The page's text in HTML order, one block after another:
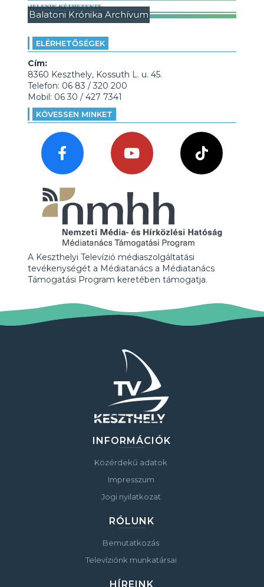
Balatoni Krónika Archívum
ELÉRHETŐSÉGEK
Cím:
8360 Keszthely, Kossuth L. u. 45.
Telefon: 06 83 / 320 200
Mobil: 06 30 / 427 7341
KÖVESSEN MINKET
A Keszthelyi Televízió médiaszolgáltatási
tevékenységét a Médiatanács a Médiatanács
Támogatási Program keretében támogatja.
INFORMÁCIÓK
Közérdekű adatok
Impresszum
Jogi nyilatkozat
RÓLUNK
Bemutatkozás
Televíziónk munkatársai
HÍREINK